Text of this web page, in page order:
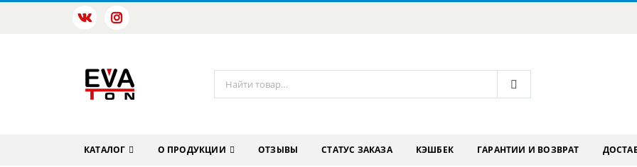
КАТАЛОГ О ПРОДУКЦИИ ОТЗЫВЫ СТАТУС ЗАКАЗА КЭШБЕК ГАРАНТИИ И ВОЗВРАТ